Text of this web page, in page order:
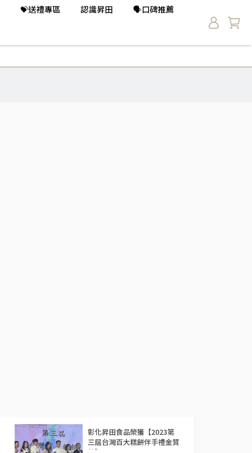
💝送禮專區 認識昇田
🗣️口碑推薦
彰化昇田食品榮獲【2023第
三屆台灣百大糕餅伴手禮金質